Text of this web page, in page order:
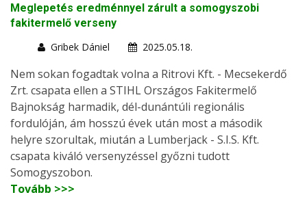
Meglepetés eredménnyel zárult a somogyszobi
fakitermelő verseny
Gribek Dániel
2025.05.18.
Nem sokan fogadtak volna a Ritrovi Kft. - Mecsekerdő
Zrt. csapata ellen a STIHL Országos Fakitermelő
Bajnokság harmadik, dél-dunántúli regionális
fordulóján, ám hosszú évek után most a második
helyre szorultak, miután a Lumberjack - S.I.S. Kft.
csapata kiváló versenyzéssel győzni tudott
Somogyszobon.
Tovább >>>